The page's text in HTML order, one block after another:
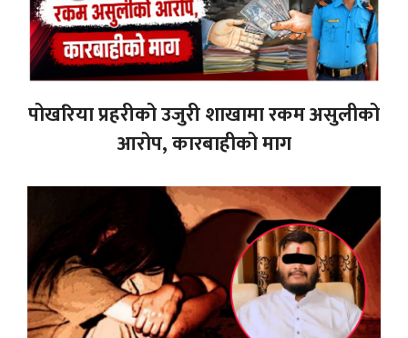
पोखरिया प्रहरीको उजुरी शाखामा रकम असुलीको
आरोप, कारबाहीको माग